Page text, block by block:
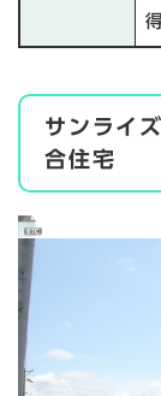
サンライ
合住宅